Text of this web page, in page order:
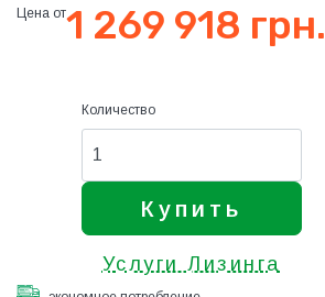
Цена от1 269 918 грн.
Количество
Купить
Услуги Лизинга